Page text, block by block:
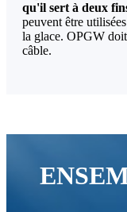
qu'il sert à deux
peuvent être
la glace. OPGW
câble.